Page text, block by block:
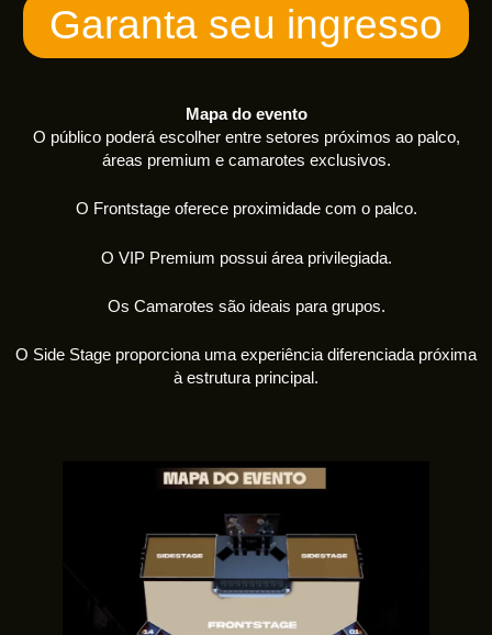
Garanta seu ingresso
Mapa do evento
O público poderá escolher entre setores próximos ao palco,
áreas premium e camarotes exclusivos.
O Frontstage oferece proximidade com o palco.
O VIP Premium possui área privilegiada.
Os Camarotes são ideais para grupos.
O Side Stage proporciona uma experiência diferenciada próxima
à estrutura principal.